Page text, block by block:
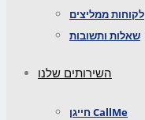
לקוחות ממליצים
שאלות ותשובות
השירותים שלנו
חייגן CallMe